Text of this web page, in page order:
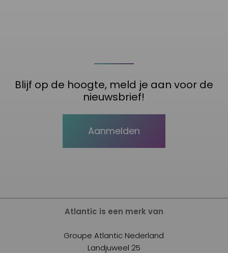
Blijf op de hoogte, meld je aan voor de
nieuwsbrief!
Aanmelden
Atlantic is een merk van
Groupe Atlantic Nederland
Landjuweel 25